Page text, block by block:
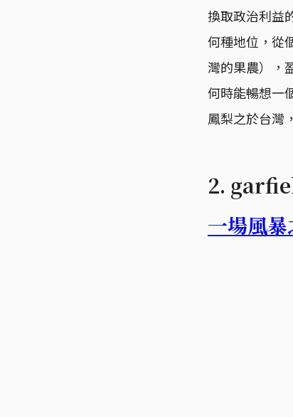
換取政治利益
何種地位，從
灣的果農），
何時能暢想一
鳳梨之於台灣
2.
一場風